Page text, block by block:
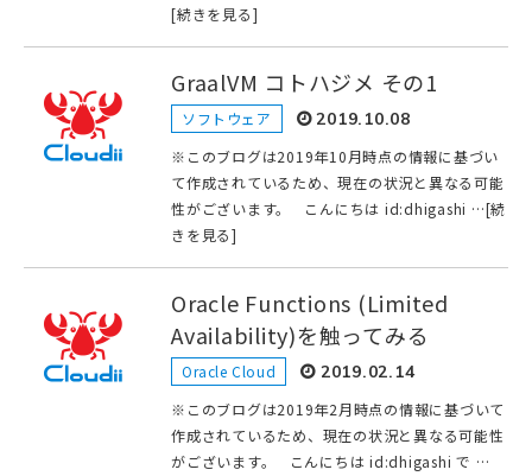
[続きを見る]
GraalVM コトハジメ その1
ソフトウェア 2019.10.08
※このブログは2019年10月時点の情報に基づい
て作成されているため、現在の状況と異なる可能
性がございます。 こんにちは id:dhigashi …[続
きを見る]
Oracle Functions (Limited
Availability)を触ってみる
Oracle Cloud 2019.02.14
※このブログは2019年2月時点の情報に基づいて
作成されているため、現在の状況と異なる可能性
がございます。 こんにちは id:dhigashi で …